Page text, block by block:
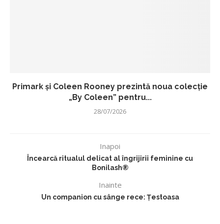
Primark și Coleen Rooney prezintă noua colecție
„By Coleen” pentru...
28/07/2026
Inapoi
Încearcă ritualul delicat al îngrijirii feminine cu
Bonilash®
Inainte
Un companion cu sânge rece: Țestoasa